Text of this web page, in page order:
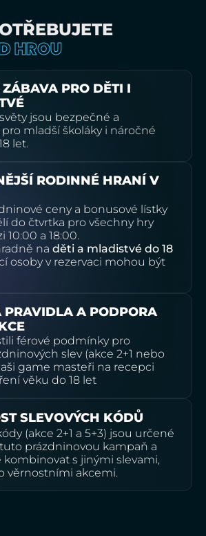
HROU
PRO DĚTI I
jsou bezpečné a
mladší školáky i náročné
let.
RODINNÉ HRANÍ V
ceny a bonusové lístky
do čtvrtka pro všechny hry
10:00 a 18:00.
na děti a mladistvé do 18
osoby v rezervaci mohou být
PRAVIDLA A PODPORA
férové podmínky pro
slev (akce 2+1 nebo
game masteři na recepci
věku do 18 let
SLEVOVÝCH KÓDŮ
(akce 2+1 a 5+3) jsou určené
prázdninovou kampaň a
s jinými slevami,
věrnostními akcemi.